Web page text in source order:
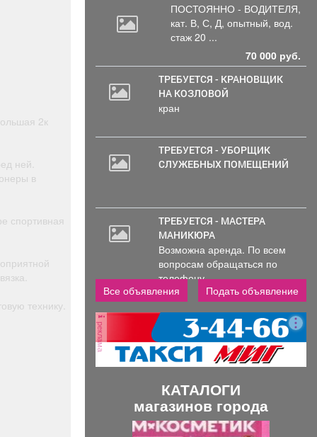
2к
ней.
в
спортивная
технику.
ПОСТОЯННО - ВОДИТЕЛЯ,
кат. В, С, Д, опытный, вод.
стаж 20 ...
70 000 руб.
ТРЕБУЕТСЯ - КРАНОВЩИК
НА КОЗЛОВОЙ
кран
ТРЕБУЕТСЯ - УБОРЩИК
СЛУЖЕБНЫХ ПОМЕЩЕНИЙ
ТРЕБУЕТСЯ - МАСТЕРА
МАНИКЮРА
Возможна аренда. По всем
вопросам обращаться по
телефону..
Все объявления
Подать объявление
реклама
КАТАЛОГИ
магазинов города